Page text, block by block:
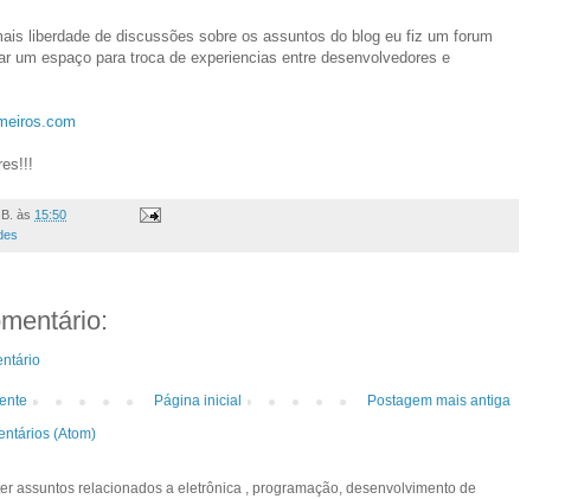
liberdade de discussões sobre os assuntos do blog eu fiz um forum
um espaço para troca de experiencias entre desenvolvedores e
às 15:50
Postagem mais antiga
Página inicial
(Atom)
assuntos relacionados a eletrônica , programação, desenvolvimento de